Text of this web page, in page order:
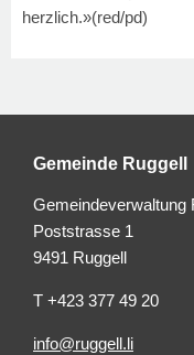
herzlich.»(red/pd)
Gemeinde Ruggell
Gemeindeverwaltung
Poststrasse 1
9491 Ruggell
T +423 377 49 20
info@ruggell.li